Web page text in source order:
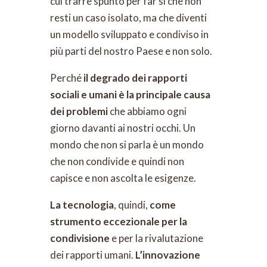
resti un caso isolato, ma che diventi
un modello sviluppato e condiviso in
più parti del nostro Paese e non solo.
Perchéil degrado dei rapporti
sociali e umani è la principale causa
dei problemiche abbiamo ogni
giorno davanti ai nostri occhi. Un
mondo che non si parla è un mondo
che non condivide e quindi non
capisce e non ascolta le esigenze.
La tecnologia, quindi, come
strumento eccezionale per la
condivisione e per la rivalutazione
dei rapporti umani. L’innovazione